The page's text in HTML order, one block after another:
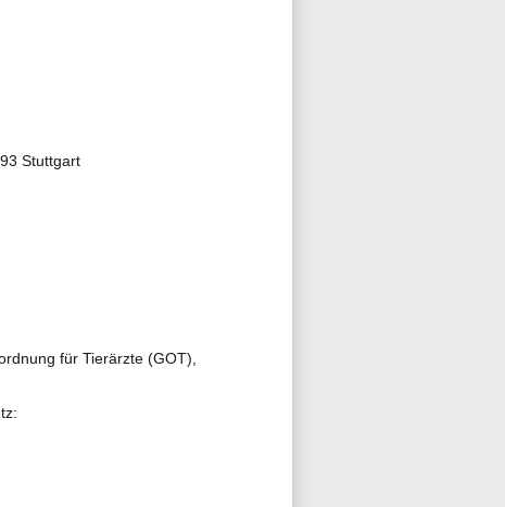
Stuttgart
für Tierärzte (GOT),